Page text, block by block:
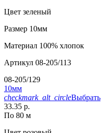
Цвет зеленый
Размер 10мм
Материал 100% хлопок
Артикул 08-205/113
08-205/129
10мм
checkmark_alt_circleВыбрать
33.35 р.
По 80 м